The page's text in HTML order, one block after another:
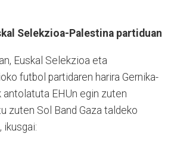
Selekzioa-Palestina partiduan
Euskal Selekzioa eta
futbol partidaren harira Gernika-
EHUn egin zuten
zuten Sol Band Gaza taldeko
ikusgai: